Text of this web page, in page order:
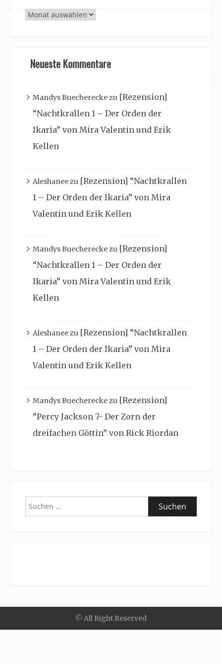
Archiv
Neueste Kommentare
Mandys Buechereckezu [Rezension]
“Nachtkrallen 1 – Der Orden der
Ikaria” von Mira Valentin und Erik
Kellen
Aleshaneezu [Rezension] “Nachtkrallen
1 – Der Orden der Ikaria” von Mira
Valentin und Erik Kellen
Mandys Buechereckezu [Rezension]
“Nachtkrallen 1 – Der Orden der
Ikaria” von Mira Valentin und Erik
Kellen
Aleshaneezu [Rezension] “Nachtkrallen
1 – Der Orden der Ikaria” von Mira
Valentin und Erik Kellen
Mandys Buechereckezu [Rezension]
“Percy Jackson 7- Der Zorn der
dreifachen Göttin” von Rick Riordan
Suchen
nach:
© All Right Reserved